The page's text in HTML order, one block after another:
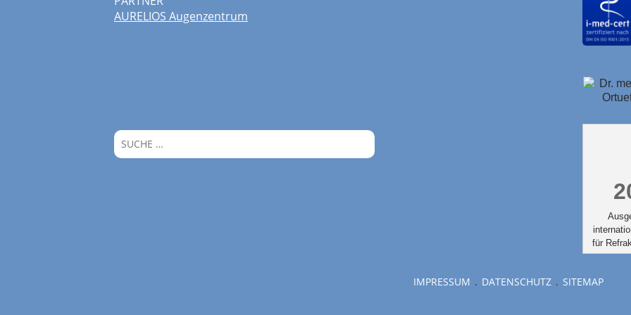
AURELIOS Augenzentrum
für
IMPRESSUM DATENSCHUTZ SITEMAP